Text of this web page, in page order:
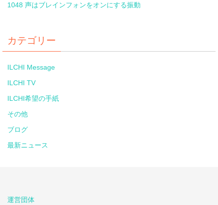
1048 声はブレインフォンをオンにする振動
カテゴリー
ILCHI Message
ILCHI TV
ILCHI希望の手紙
その他
ブログ
最新ニュース
運営団体